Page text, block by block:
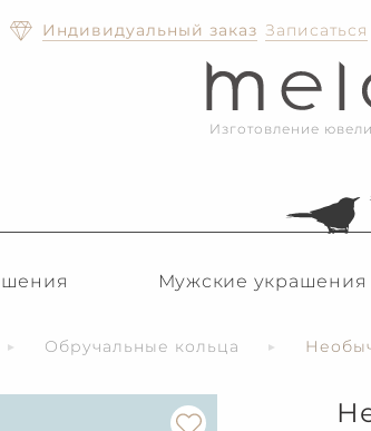
Индивидуальный заказ Записаться
Изготовление
Мужские украшения
Обручальные кольца